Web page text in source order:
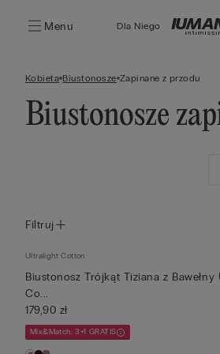
Menu Dla Niego
Kobieta Biustonosze Zapinane z przodu
Biustonosze
Filtruj
Ultralight Cotton
Biustonosz Trójkąt Tiziana z
Co...
179,90 zł
Mix&Match: 3+1 GRATIS